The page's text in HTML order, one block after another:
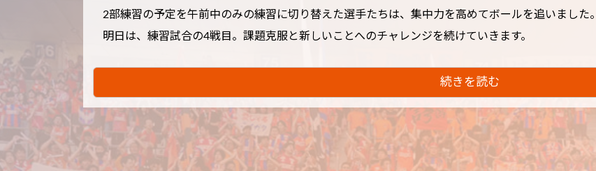
2部練習の予定を午前中のみの練習に切り替えた選手たちは、集中力を高めてボールを追いました。
明日は、練習試合の4戦目。課題克服と新しいことへのチャレンジを続けていきます。
続きを読む